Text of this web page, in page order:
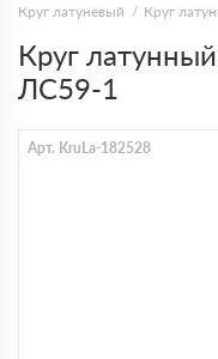
Круг латуневый
Круг
Круг
ЛС59-1
Арт. KruLa-182528